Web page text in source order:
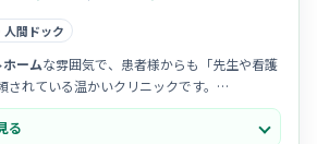
人間ドック
ームな雰囲気で、患者様からも「先生や看護
れている温かいクリニックです。
ムーズで、新しく仲間になる方も馴染みやす
風土が根付いています。
る